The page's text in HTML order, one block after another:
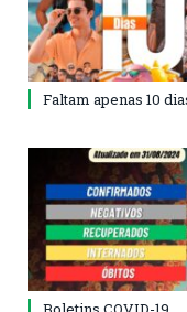
Faltam apenas 10